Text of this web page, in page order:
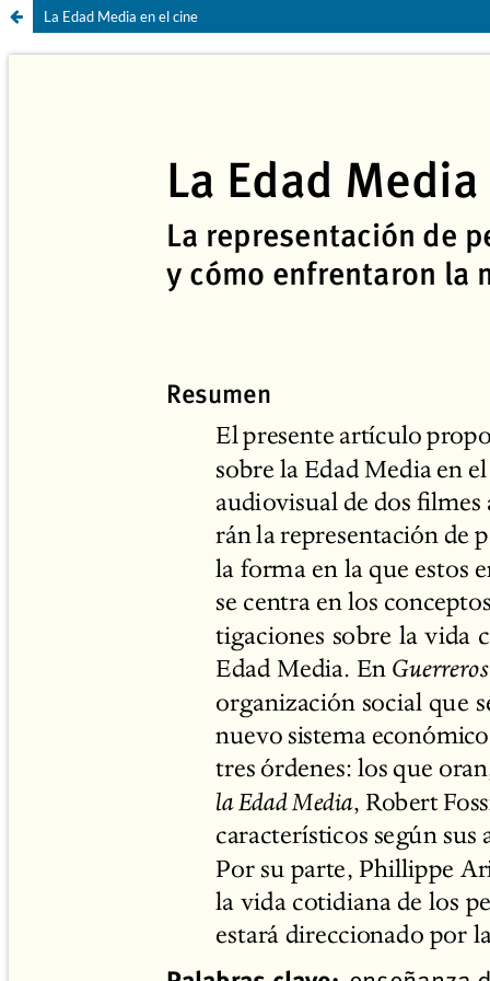
La Edad Media en el cine